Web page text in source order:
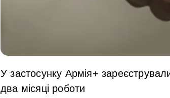
У застосунку Армія+
два місяці роботи